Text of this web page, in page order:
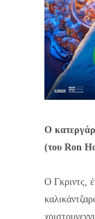
Ο
(του Ron
Ο Γκριντς,